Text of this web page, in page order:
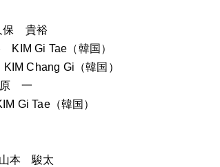
保 貴裕
Gi Tae（韓国）
Chang Gi（韓国）
一
Gi Tae（韓国）
本 駿太